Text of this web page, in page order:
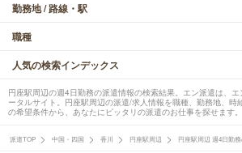
勤務地 / 路線・駅
職種
人気の検索インデックス
円座駅周辺の週4日勤務の派遣情報の検索結果。エン派遣は、
ータルサイト。円座駅周辺の派遣/求人情報を職種、勤務地、時
の希望条件から、あなたにピッタリの派遣のお仕事を探せます。
派遣TOP 中国・四国 香川 円座駅周辺 円座駅周辺 週4日勤